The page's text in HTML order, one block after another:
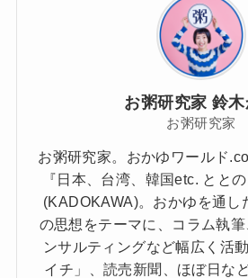
お粥研究家 鈴
お粥研究家
お粥研究家。おかゆワールド
『日本、台湾、韓国etc. とと
(KADOKAWA)。おかゆを通し
の思想をテーマに、コラム執
ンサルティングなど幅広く活
イチ」、読売新聞、ほぼ日な